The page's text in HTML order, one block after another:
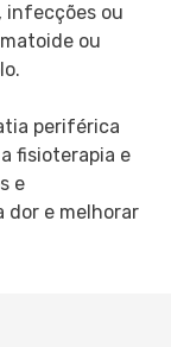
infecções ou
ou
periférica
fisioterapia e
e
dor e melhorar